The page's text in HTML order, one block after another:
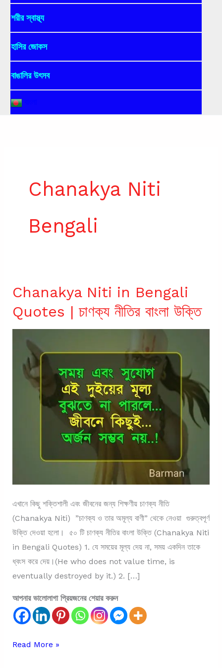
শরীর স্বাস্থ্য
হাসির জোকস
বাঙালির উৎসব
Chanakya Niti
Bengali
Chanakya Niti in Bengali
Quotes | চাণক্য নীতির বাংলা উক্তি
এখানে কিছু শক্তিশালী এবং জীবনের জন্য শিক্ষণীয় চাণক্য নীতি
(Chanakya Niti) ”চাণক্য ও তার অমূল্য বাণী” থেকে নেওয়া গুরুত্বপূর্ণ
উক্তি দেওয়া হলো। ৫০ টি চাণক্য নীতির বাংলা উক্তি (Chanakya Niti
in Bengali Quotes) 1. যে সময়ের মূল্য দেয় না, সময় একদিন তাকে
ধ্বংস করে দেয়।(He who does not value time, is
eventually destroyed by it.) 2. […]
আপনার ভালোলাগা প্রিয়জনের শেয়ার করুন
Chanakya
Read More »